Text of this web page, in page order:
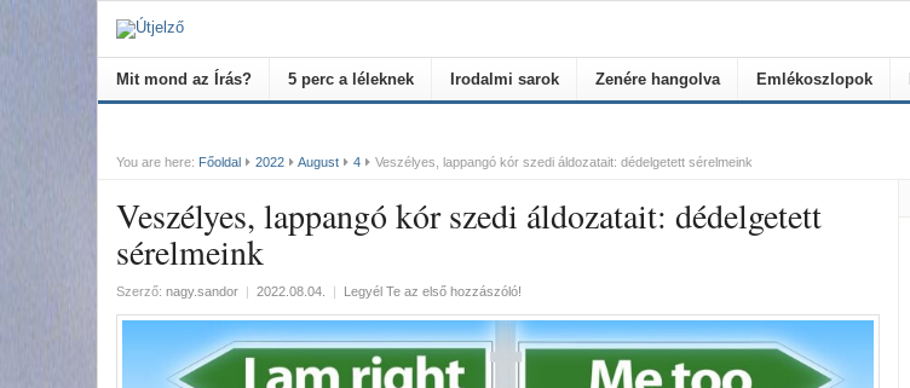
Mit mond az Írás? 5 perc a léleknek Irodalmi sarok Zenére hangolva Emlékoszlopok
You are here: Főoldal 2022 August 4 Veszélyes, lappangó kór szedi áldozatait: dédelgetett sérelmeink
Veszélyes, lappangó kór szedi áldozatait: dédelgetett
sérelmeink
Szerző: nagy.sandor | 2022.08.04. | Legyél Te az első hozzászóló!